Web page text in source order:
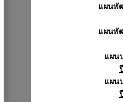
แผนพั
แผนพั
แผน
แผน